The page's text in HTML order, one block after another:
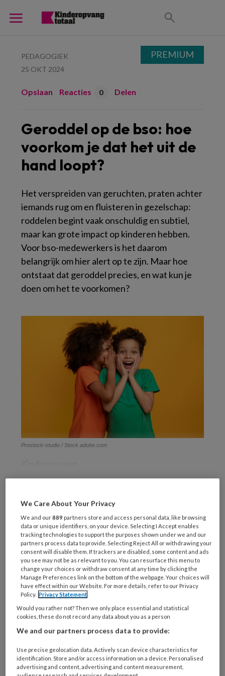
PEDAGOGIEK
25 OKT 2024
Opslaan Reacties 0 Delen
Geroddel op de bso: hoe
voorkom je dat het uit de
hand loopt?
Het verspreiden van geruchten, praten achter
iemands rug om en fluisteren in gezelschap:
roddelen begint vaak onschuldig en subtiel,
maar kan grote impact op kinderen hebben.
Voor bso-medewerkers is het daarom
belangrijk om hier alert op te zijn. Maar hoe
ontstaat dat geroddel precies, en wat kun je
doen om het te voorkomen?
Prostock-studio / Stock.adobe.com
REGISTREREN
Wil je dit artikel lezen?
Maak gratis een account aan en lees 2
artikelen gratis per maand
Al een account of abonnement?
is
je
e-
mailadres?
Kies
PREMIUM
We Care About Your Privacy
We and our889 partners store and access personal data, like browsing
data or unique identifiers, on your device. Selecting I Accept enables
tracking technologies to support the purposes shown under we and our
partners process data to provide. Selecting Reject All or withdrawing your
consent will disable them. If trackers are disabled, some content and ads
you see may not be as relevant to you. You can resurface this menu to
change your choices or withdraw consent at any time by clicking the
Manage Preferences link on the bottom of the webpage. Your choices will
have effect within our Website. For more details, refer to our Privacy
Policy. Privacy Statement
Would you rather not? Then we only place essential and statistical
cookies, these do not record any data about you as a person
We and our partners process data to provide:
Use precise geolocation data. Actively scan device characteristics for
identification. Store and/or access information on a device. Personalised
advertising and content, advertising and content measurement,